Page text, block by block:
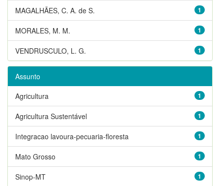
1
MAGALHÃES, C. A. de S.
1
MORALES, M. M.
1
VENDRUSCULO, L. G.
Assunto
1
Agricultura
1
Agricultura Sustentável
1
Integracao lavoura-pecuaria-floresta
1
Mato Grosso
1
Sinop-MT